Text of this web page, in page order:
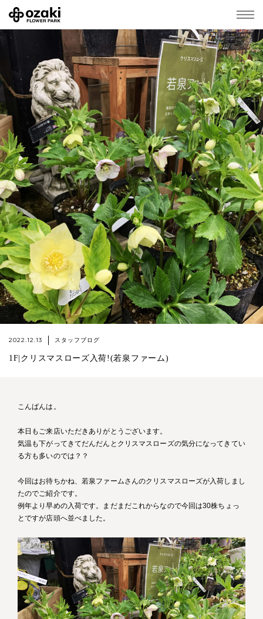
2022.12.13 スタッフブログ
1F|クリスマスローズ入荷!(若泉ファーム)
こんばんは。
本日もご来店いただきありがとうございます。
気温も下がってきてだんだんとクリスマスローズの気分になってきてい
る方も多いのでは？？
今回はお待ちかね、若泉ファームさんのクリスマスローズが入荷しまし
たのでご紹介です。
例年より早めの入荷です。まだまだこれからなので今回は30株ちょっ
とですが店頭へ並べました。